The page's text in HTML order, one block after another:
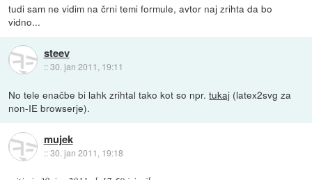
tudi sam ne vidim na črni temi formule, avtor naj zrihta da bo
vidno...
steev
::30. jan 2011, 19:11
No tele enačbe bi lahk zrihtal tako kot so npr.tukaj (latex2svg za
non-IE browserje).
mujek
::30. jan 2011, 19:18